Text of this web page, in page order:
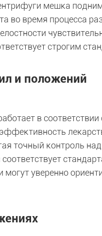
мешка
во время процесса
строгим
и положений
в
точный контроль
уверенно